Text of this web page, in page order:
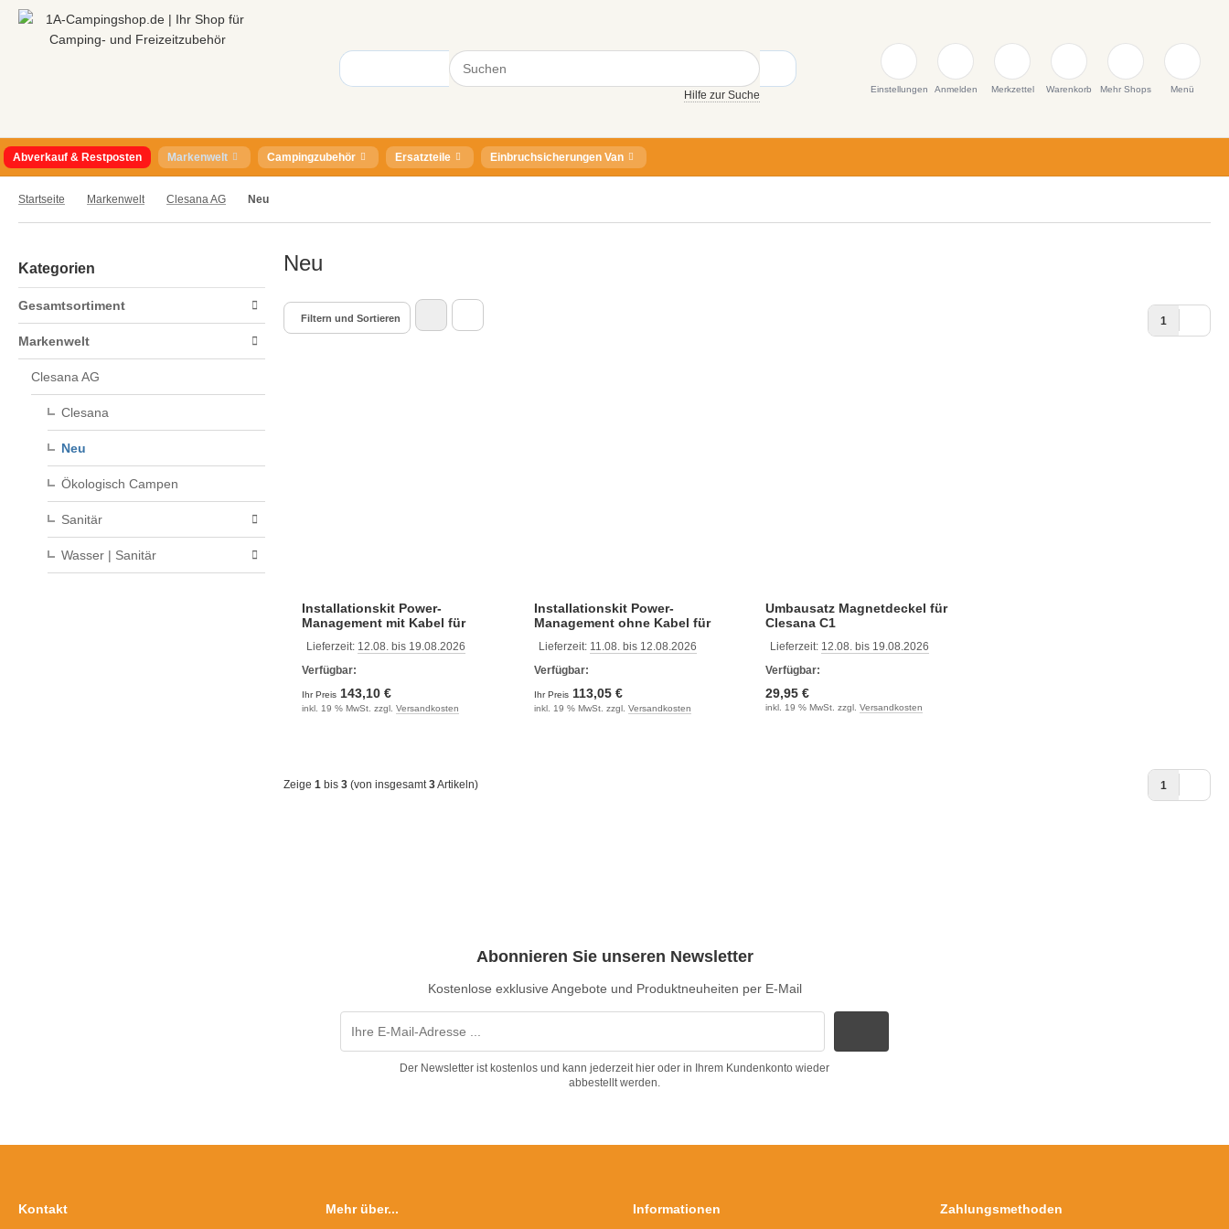
Hilfe zur Suche Einstellungen Anmelden Merkzettel Warenkorb Mehr Shops Menü
Abverkauf & Restposten Markenwelt Campingzubehör Ersatzteile Einbruchsicherungen Van
Startseite Markenwelt Clesana AG Neu
Kategorien
Gesamtsortiment
Markenwelt
Clesana AG
Clesana
Neu
Ökologisch Campen
Sanitär
Wasser | Sanitär
Neu
Filtern und Sortieren 1
Installationskit Power-
Management mit Kabel für
Lieferzeit: 12.08. bis 19.08.2026
Verfügbar:
Ihr Preis 143,10 €
inkl. 19 % MwSt. zzgl. Versandkosten
Installationskit Power-
Management ohne Kabel für
Lieferzeit: 11.08. bis 12.08.2026
Verfügbar:
Ihr Preis 113,05 €
inkl. 19 % MwSt. zzgl. Versandkosten
Umbausatz Magnetdeckel für
Clesana C1
Lieferzeit: 12.08. bis 19.08.2026
Verfügbar:
29,95 €
inkl. 19 % MwSt. zzgl. Versandkosten
Zeige 1 bis 3 (von insgesamt3Artikeln) 1
Abonnieren Sie unseren Newsletter
Kostenlose exklusive Angebote und Produktneuheiten per E-Mail
Der Newsletter ist kostenlos und kann jederzeit hier oder in Ihrem Kundenkonto wieder
abbestellt werden.
Kontakt Mehr über... Informationen Zahlungsmethoden